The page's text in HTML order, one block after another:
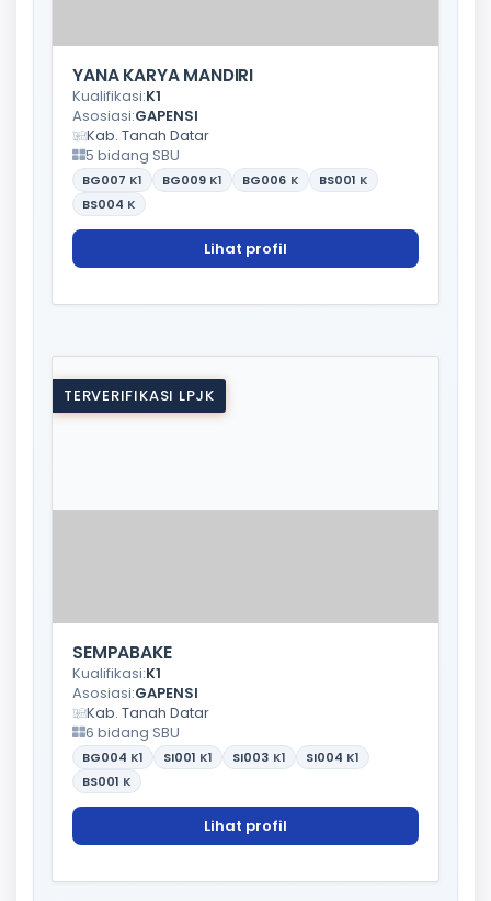
YANA KARYA MANDIRI
Kualifikasi:K1
Asosiasi:GAPENSI
Kab. Tanah Datar
5 bidang SBU
BG007 K1 BG009 K1 BG006 K BS001 K
BS004 K
Lihat profil
TERVERIFIKASI LPJK
SEMPABAKE
Kualifikasi:K1
Asosiasi:GAPENSI
Kab. Tanah Datar
6 bidang SBU
BG004 K1 SI001 K1 SI003 K1 SI004 K1
BS001 K
Lihat profil